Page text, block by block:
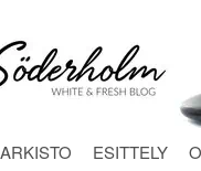
ARKISTO ESITTELY